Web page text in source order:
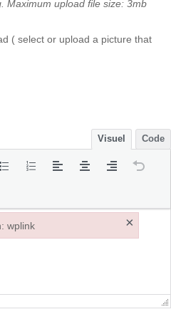
Maximum upload file size: 3mb
( select or upload a picture that
Visuel Code
wplink ×